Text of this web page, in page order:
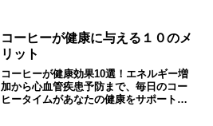
んにはこれだけ鍛えられた...
コーヒーが健康に与える１０のメ
リット
コーヒーが健康効果10選！エネルギー増
加から心血管疾患予防まで、毎日のコー
ヒータイムがあなたの健康をサポートし